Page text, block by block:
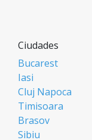
Ciudades
Bucarest
Iasi
Cluj Napoca
Timisoara
Brasov
Sibiu